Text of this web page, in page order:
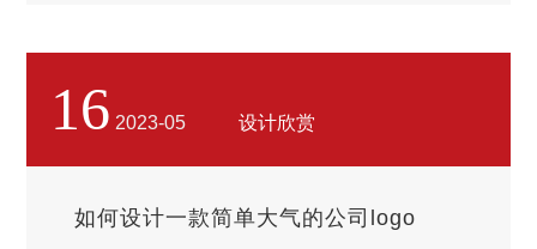
16 2023-05 设计欣赏
如何设计一款简单大气的公司logo